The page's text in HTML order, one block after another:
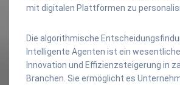
mit digitalen Plattformen zu
Die algorithmische
Intelligente Agenten ist ein
Innovation und Effizienzsteigerung in
Branchen. Sie ermöglicht es